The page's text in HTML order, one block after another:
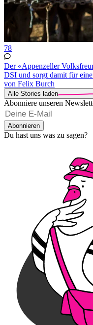
78
Der «Appenzeller
DSI und sorgt damit für
von Felix Burch
Alle Stories laden
Abonniere unseren
Abonnieren
Du hast uns was zu sagen?